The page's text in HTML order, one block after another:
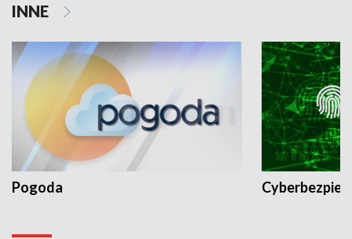
INNE
Pogoda